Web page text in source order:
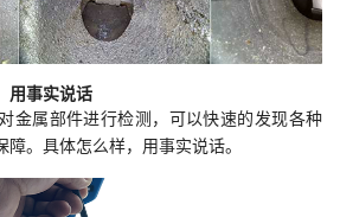
用事实说话
金属部件进行检测，可以快速的发现各种
。具体怎么样，用事实说话。